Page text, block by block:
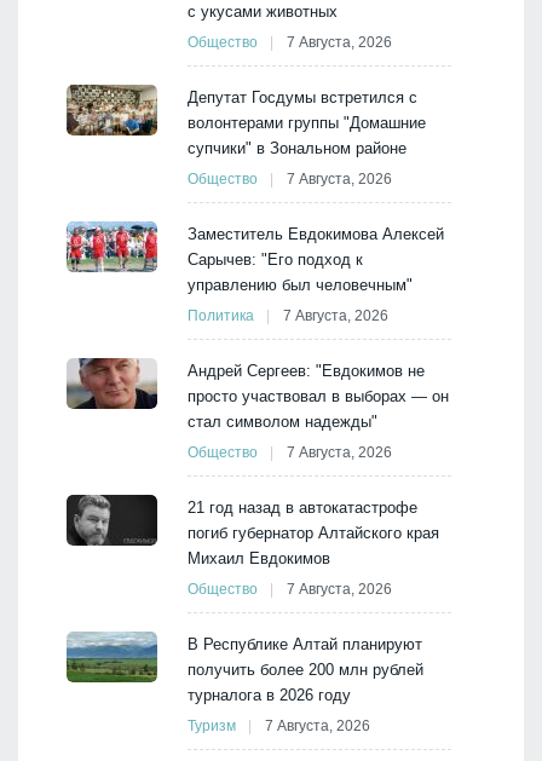
с укусами животных
Общество 7 Августа, 2026
Депутат Госдумы встретился с
волонтерами группы "Домашние
супчики" в Зональном районе
Общество 7 Августа, 2026
Заместитель Евдокимова Алексей
Сарычев: "Его подход к
управлению был человечным"
Политика 7 Августа, 2026
Андрей Сергеев: "Евдокимов не
просто участвовал в выборах — он
стал символом надежды"
Общество 7 Августа, 2026
21 год назад в автокатастрофе
погиб губернатор Алтайского края
Михаил Евдокимов
Общество 7 Августа, 2026
В Республике Алтай планируют
получить более 200 млн рублей
турналога в 2026 году
Туризм 7 Августа, 2026